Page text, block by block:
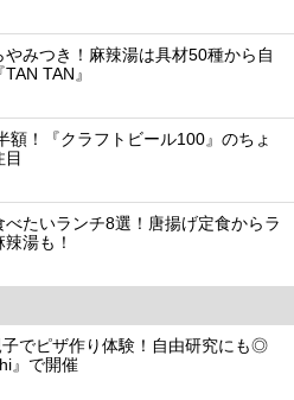
みつき！麻辣湯は具材50種から自
TAN』
額！『クラフトビール100』のちょ
べたいランチ8選！唐揚げ定食からラ
湯も！
でピザ作り体験！自由研究にも◎
』で開催